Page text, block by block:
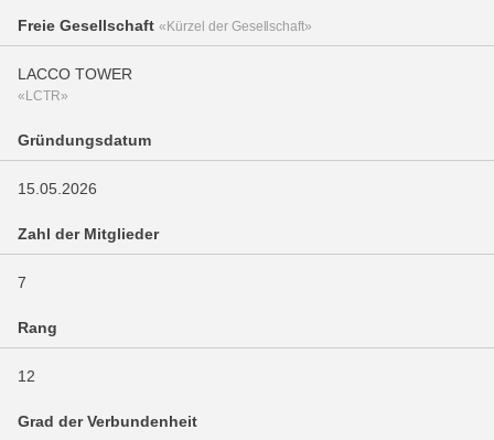
Freie Gesellschaft «Kürzel der Gesellschaft»
LACCO TOWER
«LCTR»
Gründungsdatum
15.05.2026
Zahl der Mitglieder
7
Rang
12
Grad der Verbundenheit